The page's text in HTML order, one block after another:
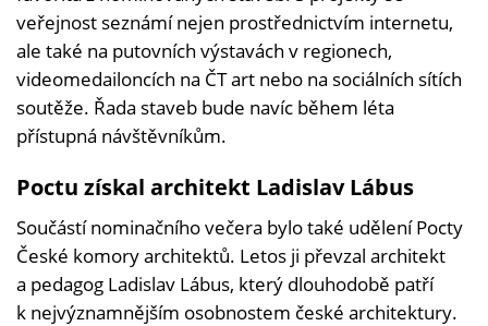
veřejnost seznámí nejen prostřednictvím internetu,
ale také na putovních výstavách v regionech,
videomedailoncích na ČT art nebo na sociálních sítích
soutěže. Řada staveb bude navíc během léta
přístupná návštěvníkům.
Poctu získal architekt Ladislav Lábus
Součástí nominačního večera bylo také udělení Pocty
České komory architektů. Letos ji převzal architekt
a pedagog Ladislav Lábus, který dlouhodobě patří
k nejvýznamnějším osobnostem české architektury.